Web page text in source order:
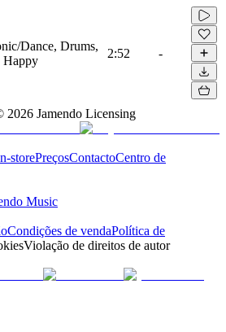
Dance, Drums,
Happy
2:52 -
2026 Jamendo Licensing
storePreçosContactoCentro de
Music
Condições de vendaPolítica de
Violação de direitos de autor